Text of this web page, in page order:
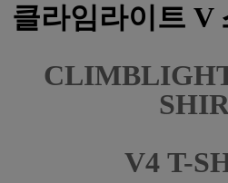
클라임라이트 V
V4 T-